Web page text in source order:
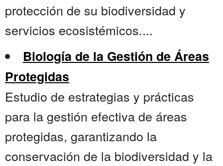
protección de su biodiversidad y
servicios ecosistémicos....
Biología de la Gestión de Áreas
Protegidas
Estudio de estrategias y prácticas
para la gestión efectiva de áreas
protegidas, garantizando la
conservación de la biodiversidad y la